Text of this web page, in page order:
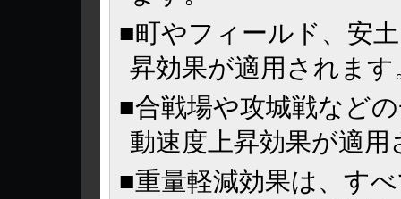
■町やフィールド、安
昇効果が適用されます
■合戦場や攻城戦など
動速度上昇効果が適
■重量軽減効果は、す